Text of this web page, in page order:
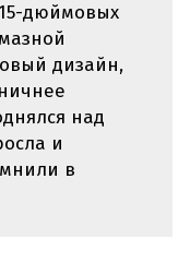
дюймовых
дизайн,
над
и
в